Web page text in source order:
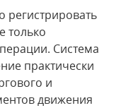
только
Система
практически
и
движения